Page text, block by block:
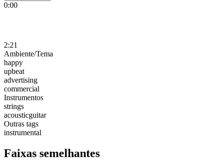
0:00
2:21
Ambiente/Tema
happy
upbeat
advertising
commercial
Instrumentos
strings
acousticguitar
Outras tags
instrumental
Faixas semelhantes